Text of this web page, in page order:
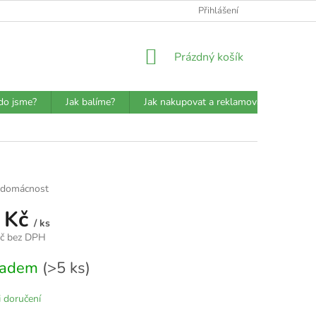
JAK BALÍME?
Přihlášení
NÁKUPNÍ
Prázdný košík
jsme? Jak balíme? Jak nakupovat a reklamovat?
/ ks
bez DPH
(>5 ks)
doručení